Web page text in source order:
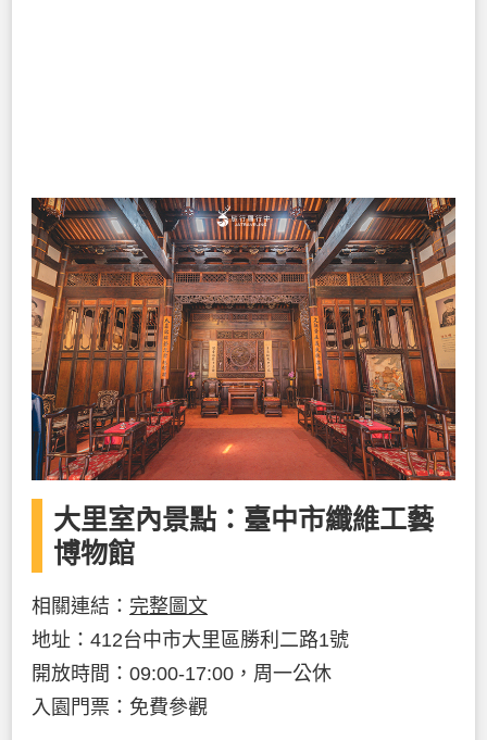
大里室內景點：臺中市纖維工藝
博物館
相關連結： 完整圖文
地址：412台中市大里區勝利二路1號
開放時間：09:00-17:00，周一公休
入園門票：免費參觀